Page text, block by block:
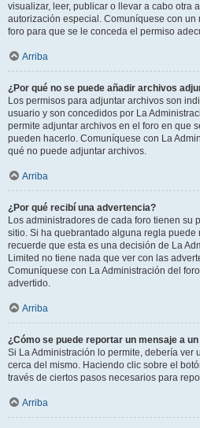
visualizar, leer, publicar o llevar a cabo otra
autorización especial. Comuníquese con un
foro para que se le conceda el permiso
Arriba
¿Por qué no se puede añadir archivos
Los permisos para adjuntar archivos son
usuario y son concedidos por La
permite adjuntar archivos en el foro en que
pueden hacerlo. Comuníquese con La
qué no puede adjuntar archivos.
Arriba
¿Por qué recibí una advertencia?
Los administradores de cada foro tienen su
sitio. Si ha quebrantado alguna regla
recuerde que esta es una decisión de La
Limited no tiene nada que ver con las
Comuníquese con La Administración del
advertido.
Arriba
¿Cómo se puede reportar un mensaje a
Si La Administración lo permite, debería ver
cerca del mismo. Haciendo clic sobre el
través de ciertos pasos necesarios para
Arriba